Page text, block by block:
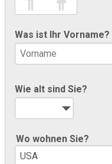
Was ist Ihr Vorname?
Wie alt sind Sie?
Wo wohnen Sie?